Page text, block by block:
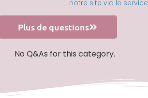
notre site via le service
Plus de questions
No Q&As for this category.